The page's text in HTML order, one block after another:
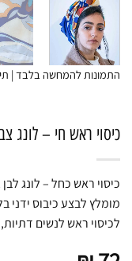
התמונות להמחשה בלבד |
כיסוי ראש חי – לונג
כיסוי ראש כחל – לונג
מומלץ לבצע כיבוס
לכיסוי ראש לנשים